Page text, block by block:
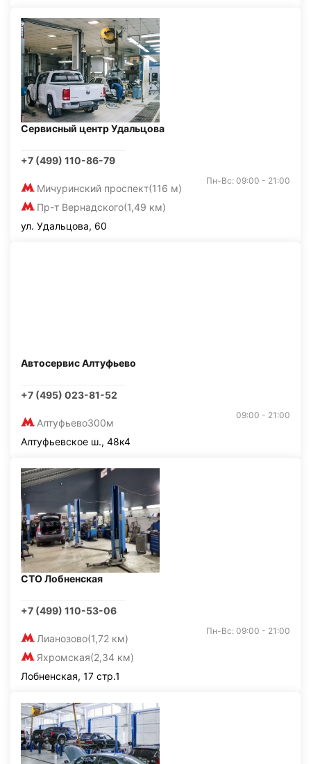
Сервисный центр Удальцова
+7 (499) 110-86-79
Мичуринский проспект(116 м)
Пр-т Вернадского(1,49 км)
Пн-Вс: 09:00 - 21:00
ул. Удальцова, 60
Автосервис Алтуфьево
+7 (495) 023-81-52
Алтуфьево300м
09:00 - 21:00
Алтуфьевское ш., 48к4
СТО Лобненская
+7 (499) 110-53-06
Лианозово(1,72 км)
Яхромская(2,34 км)
Пн-Вс: 09:00 - 21:00
Лобненская, 17 стр.1